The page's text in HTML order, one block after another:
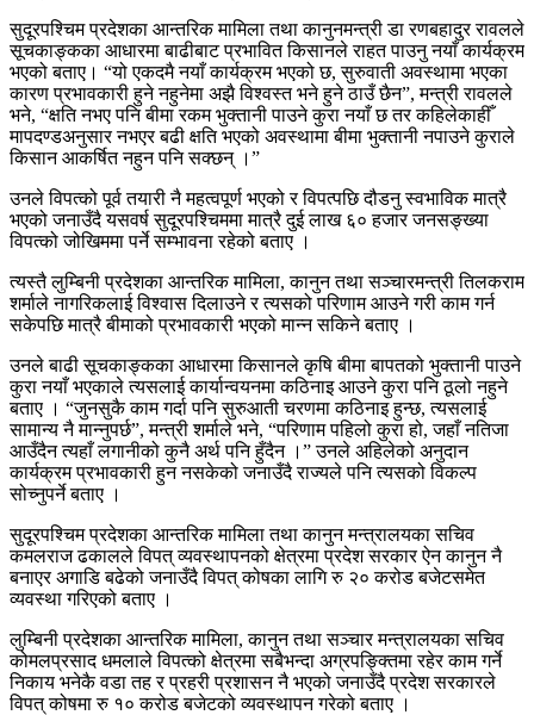
सुदूरपश्चिम प्रदेशका आन्तरिक मामिला तथा कानुनमन्त्री डा रणबहादुर रावलले
सूचकाङ्कका आधारमा बाढीबाट प्रभावित किसानले राहत पाउनु नयाँ कार्यक्रम
भएको बताए। “यो एकदमै नयाँ कार्यक्रम भएको छ, सुरुवाती अवस्थामा भएका
कारण प्रभावकारी हुने नहुनेमा अझै विश्वस्त भने हुने ठाउँ छैन”, मन्त्री रावलले
भने, “क्षति नभए पनि बीमा रकम भुक्तानी पाउने कुरा नयाँ छ तर कहिलेकाहीँ
मापदण्डअनुसार नभएर बढी क्षति भएको अवस्थामा बीमा भुक्तानी नपाउने कुराले
किसान आकर्षित नहुन पनि सक्छन् ।”
उनले विपत्को पूर्व तयारी नै महत्वपूर्ण भएको र विपत्पछि दौडनु स्वभाविक मात्रै
भएको जनाउँदै यसवर्ष सुदूरपश्चिममा मात्रै दुई लाख ६० हजार जनसङ्ख्या
विपत्को जोखिममा पर्ने सम्भावना रहेको बताए ।
त्यस्तै लुम्बिनी प्रदेशका आन्तरिक मामिला, कानुन तथा सञ्चारमन्त्री तिलकराम
शर्माले नागरिकलाई विश्वास दिलाउने र त्यसको परिणाम आउने गरी काम गर्न
सकेपछि मात्रै बीमाको प्रभावकारी भएको मान्न सकिने बताए ।
उनले बाढी सूचकाङ्कका आधारमा किसानले कृषि बीमा बापतको भुक्तानी पाउने
कुरा नयाँ भएकाले त्यसलाई कार्यान्वयनमा कठिनाइ आउने कुरा पनि ठूलो नहुने
बताए । “जुनसुकै काम गर्दा पनि सुरुआती चरणमा कठिनाइ हुन्छ, त्यसलाई
सामान्य नै मान्नुपर्छ”, मन्त्री शर्माले भने, “परिणाम पहिलो कुरा हो, जहाँ नतिजा
आउँदैन त्यहाँ लगानीको कुनै अर्थ पनि हुँदैन ।” उनले अहिलेको अनुदान
कार्यक्रम प्रभावकारी हुन नसकेको जनाउँदै राज्यले पनि त्यसको विकल्प
सोच्नुपर्ने बताए ।
सुदूरपश्चिम प्रदेशका आन्तरिक मामिला तथा कानुन मन्त्रालयका सचिव
कमलराज ढकालले विपत् व्यवस्थापनको क्षेत्रमा प्रदेश सरकार ऐन कानुन नै
बनाएर अगाडि बढेको जनाउँदै विपत् कोषका लागि रु २० करोड बजेटसमेत
व्यवस्था गरिएको बताए ।
लुम्बिनी प्रदेशका आन्तरिक मामिला, कानुन तथा सञ्चार मन्त्रालयका सचिव
कोमलप्रसाद धमलाले विपत्को क्षेत्रमा सबैभन्दा अग्रपङ्क्तिमा रहेर काम गर्ने
निकाय भनेकै वडा तह र प्रहरी प्रशासन नै भएको जनाउँदै प्रदेश सरकारले
विपत् कोषमा रु १० करोड बजेटको व्यवस्थापन गरेको बताए ।